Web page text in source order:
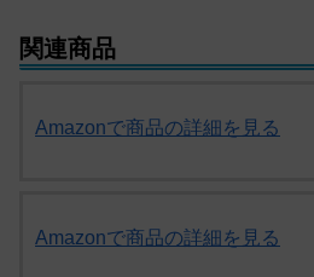
関連商品
Amazonで商品の詳細を見る
Amazonで商品の詳細を見る